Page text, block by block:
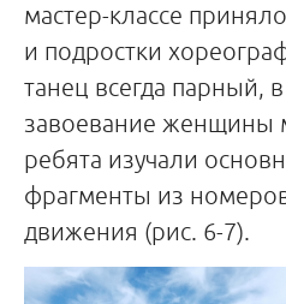
мастер-классе
и подростки
танец всегда парный,
завоевание женщины
ребята изучали
фрагменты из
движения (рис. 6-7).